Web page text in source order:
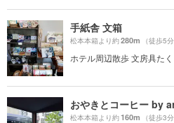
手紙舎 文箱
松本本箱より約280m （徒歩5分
ホテル周辺散歩 文房具た
おやきとコーヒー by
松本本箱より約160m （徒歩3分